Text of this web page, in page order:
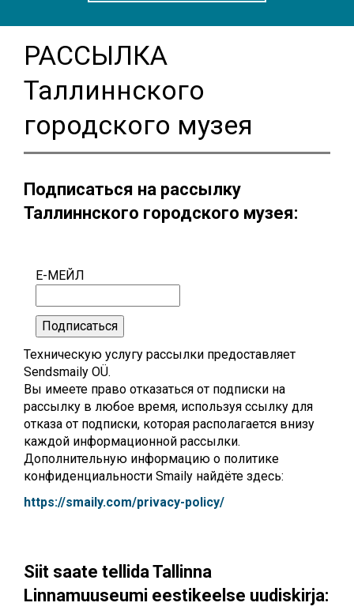
РАССЫЛКА
Таллиннского
городского музея
Подписаться на рассылку
Таллиннского городского музея:
Е-МЕЙЛ
Подписаться
Техническую услугу рассылки предоставляет
Sendsmaily OÜ.
Вы имеете право отказаться от подписки на
рассылку в любое время, используя ссылку для
отказа от подписки, которая располагается внизу
каждой информационной рассылки.
Дополнительную информацию о политике
конфиденциальности Smaily найдёте здесь:
https://smaily.com/privacy-policy/
Siit saate tellida Tallinna
Linnamuuseumi eestikeelse uudiskirja: